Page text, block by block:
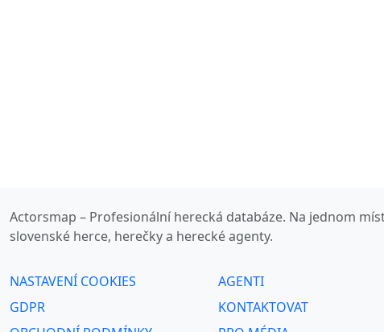
Actorsmap – Profesionální herecká databáze. Na jednom
slovenské herce, herečky a herecké agenty.
NASTAVENÍ COOKIES
GDPR
AGENTI
KONTAKTOVAT